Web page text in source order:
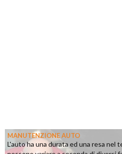
MANUTENZIONE AUTO
L'auto ha una durata ed una resa nel